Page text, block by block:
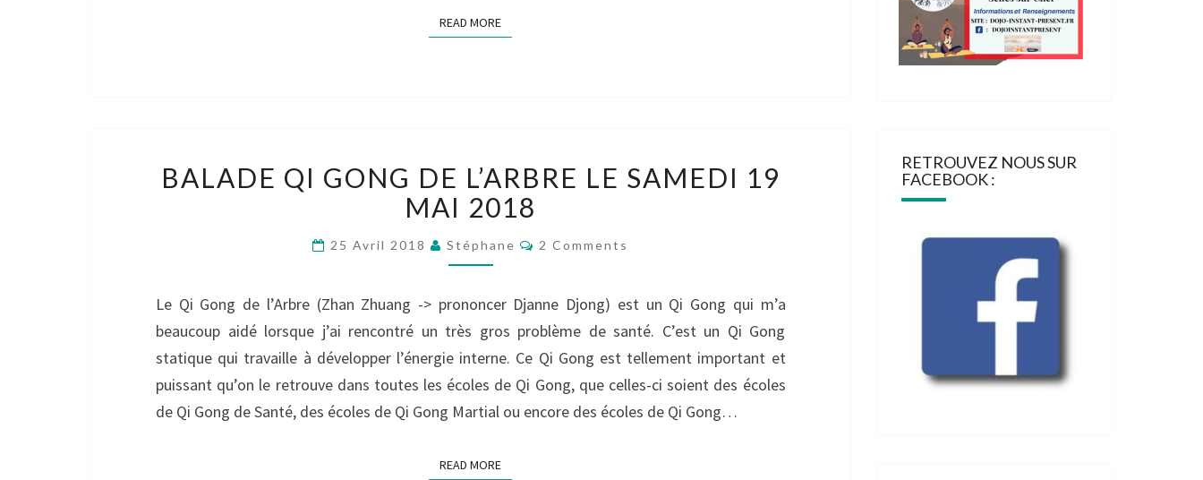
READ MOREREAD MORE
QI
GONG
DE
L’ARBRE
LE
19
MAI
2018
BALADE QI GONG DE L’ARBRE LE SAMEDI 19
MAI 2018
25 Avril 2018 Stéphane Comments
2 Comments
Le Qi Gong de l’Arbre (Zhan Zhuang -> prononcer Djanne Djong) est un Qi Gong qui m’a
beaucoup aidé lorsque j’ai rencontré un très gros problème de santé. C’est un Qi Gong
statique qui travaille à développer l’énergie interne. Ce Qi Gong est tellement important et
puissant qu’on le retrouve dans toutes les écoles de Qi Gong, que celles-ci soient des écoles
de Qi Gong de Santé, des écoles de Qi Gong Martial ou encore des écoles de Qi Gong…
READ MOREREAD MORE
RETROUVEZ NOUS SUR
FACEBOOK :